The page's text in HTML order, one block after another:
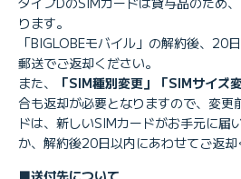
ります。
「BIGLOBEモバイル」の解約後、20
郵送でご返却ください。
また、
「SIM種別変更」「SIMサイズ
合も返却が必要となりますので、変更
ドは、新しいSIMカードがお手元に届
か、解約後20日以内にあわせてご返却
■送付先について